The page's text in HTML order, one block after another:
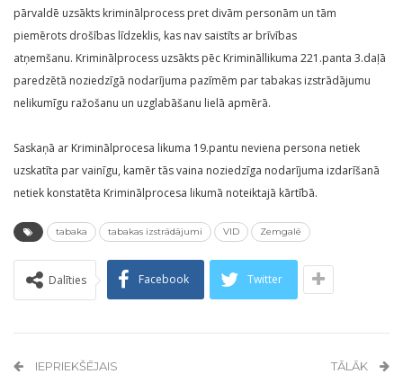
pārvaldē uzsākts kriminālprocess pret divām personām un tām
piemērots drošības līdzeklis, kas nav saistīts ar brīvības
atņemšanu. Kriminālprocess uzsākts pēc Krimināllikuma 221.panta 3.daļā
paredzētā noziedzīgā nodarījuma pazīmēm par tabakas izstrādājumu
nelikumīgu ražošanu un uzglabāšanu lielā apmērā.
Saskaņā ar Kriminālprocesa likuma 19.pantu neviena persona netiek
uzskatīta par vainīgu, kamēr tās vaina noziedzīga nodarījuma izdarīšanā
netiek konstatēta Kriminālprocesa likumā noteiktajā kārtībā.
tabaka tabakas izstrādājumi VID Zemgalē
Dalīties Facebook Twitter
IEPRIEKŠĒJAIS TĀLĀK